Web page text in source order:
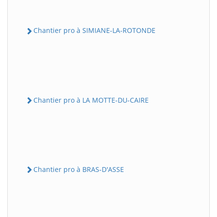
Chantier pro à SIMIANE-LA-ROTONDE
Chantier pro à LA MOTTE-DU-CAIRE
Chantier pro à BRAS-D'ASSE